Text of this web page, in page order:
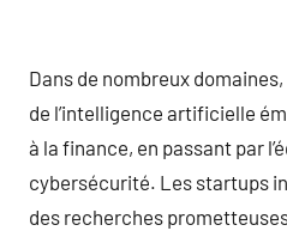
Dans de nombreux
de l’intelligence artificielle
à la finance, en passant par
cybersécurité. Les startups
des recherches